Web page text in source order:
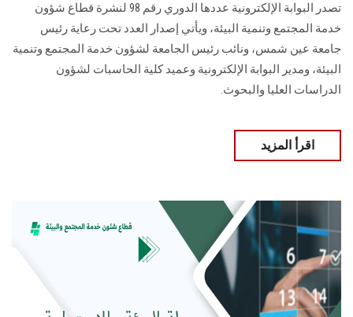
الزائـرون
سجل الان
تصدر البوابة الإلكترونية عددها الدوري رقم 98 لنشرة قطاع شؤون
خدمة ‏المجتمع وتنمية البيئة‎، ويأتي إصدار العدد تحت رعاية رئيس
جامعة عين شمس، ونائب رئيس الجامعة لشؤون خدمة المجتمع وتنمية
البيئة، و‏مدير البوابة الإلكترونية وعميد كلية الحاسبات لشؤون
الدراسات العليا ‏والبحوث‎.‎
اقرأ المزيد